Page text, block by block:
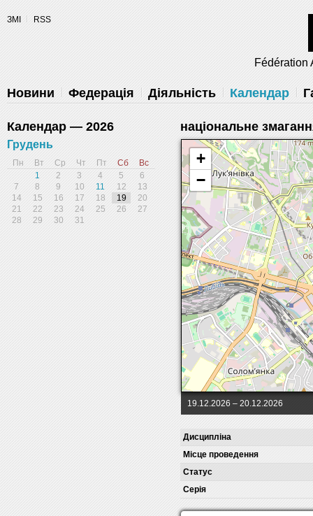
ЗМІ RSS
Fédération
Новини Федерація Діяльність Календар
Календар — 2026
Грудень
Пн Вт Ср Чт Пт Сб
Вс
1
2 3 4 5
6
7
8 9 10 11 12
13
14
15 16 17 18 19
20
21
22 23 24 25 26
27
28
29 30 31
національне
+
−
19.12.2026 – 20.12.2026
Дисципліна
Місце проведення
Статус
Серія